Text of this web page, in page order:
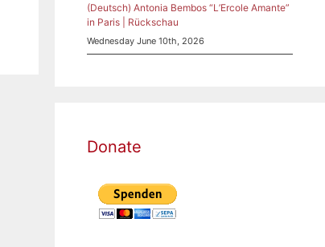
(Deutsch) Antonia Bembos “L’Ercole Amante”
in Paris | Rückschau
Wednesday June 10th, 2026
Donate